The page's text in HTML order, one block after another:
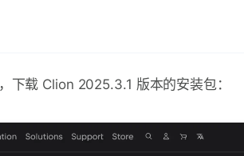
，下载 Clion 2025.3.1 版本的安装包：